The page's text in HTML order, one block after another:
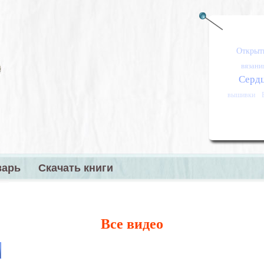
вышивки
Скачать книги
Все видео